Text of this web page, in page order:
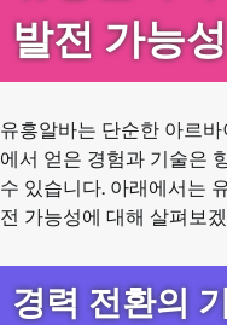
발전 가능성
유흥알바는 단순한 아르
에서 얻은 경험과 기술은
수 있습니다. 아래에서는
전 가능성에 대해 살펴보
경력 전환의